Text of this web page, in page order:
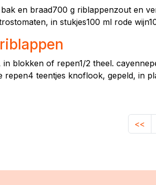
en braad700 g riblappenzout en
in stukjes100 ml rode
in blokken of repen1/2 theel.
repen4 teentjes knoflook, gepeld, in
<<